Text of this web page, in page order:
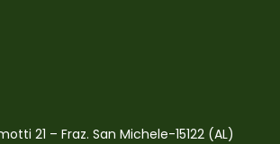
21 – Fraz. San Michele-15122 (AL)